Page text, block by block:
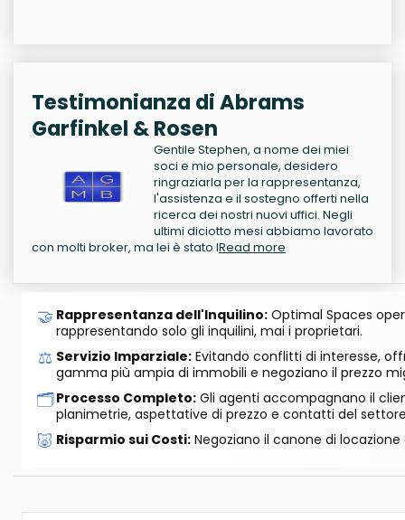
Testimonianza di Abrams
Garfinkel & Rosen
Gentile Stephen, a nome dei miei
soci e mio personale, desidero
ringraziarla per la rappresentanza,
l'assistenza e il sostegno offerti nella
ricerca dei nostri nuovi uffici. Negli
ultimi diciotto mesi abbiamo lavorato
con molti broker, ma lei è stato lRead more
🤝 Rappresentanza dell'Inquilino: Optimal Spaces
rappresentando solo gli inquilini, mai i proprietari.
⚖️ Servizio Imparziale: Evitando conflitti di interesse,
gamma più ampia di immobili e negoziano il prezzo
🗂️Processo Completo: Gli agenti accompagnano il
planimetrie, aspettative di prezzo e contatti del
🐷 Risparmio sui Costi: Negoziano il canone di